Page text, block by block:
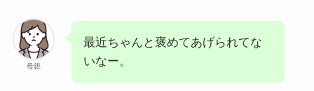
母親
最近ちゃんと褒めてあげられてな
いなー。